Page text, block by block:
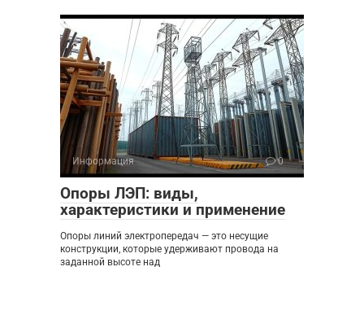
Информация 0
Опоры ЛЭП: виды,
характеристики и применение
Опоры линий электропередач — это несущие
конструкции, которые удерживают провода на
заданной высоте над